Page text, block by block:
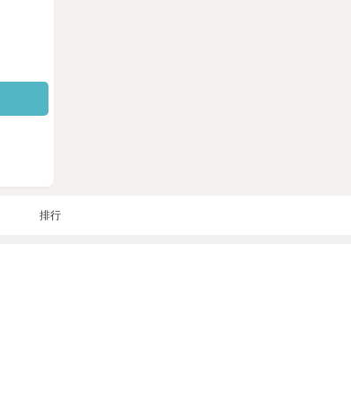
排行